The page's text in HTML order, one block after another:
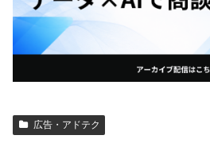
広告・アドテク